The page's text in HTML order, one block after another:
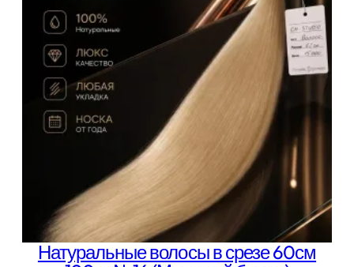
Натуральные волосы в срезе 60см